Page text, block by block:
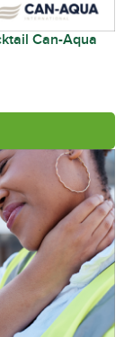
Can-Aqua